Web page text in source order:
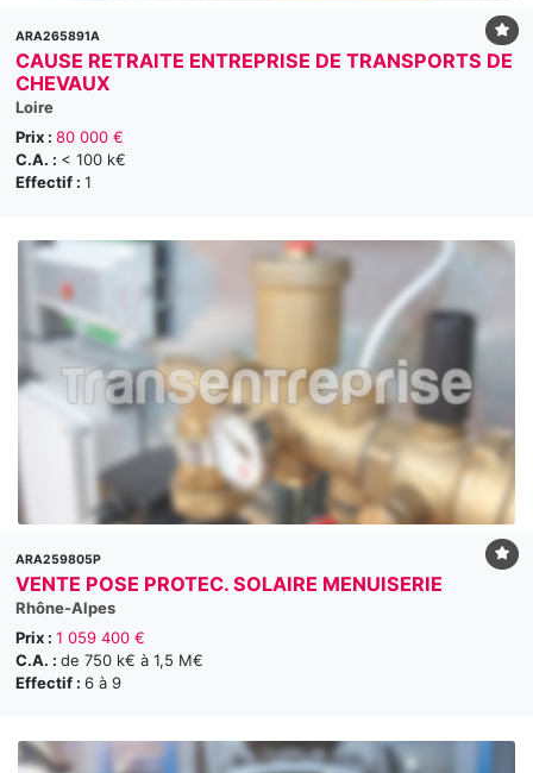
ARA265891A
CAUSE RETRAITE ENTREPRISE DE TRANSPORTS DE
CHEVAUX
Loire
Prix : 80 000 €
C.A. : < 100 k€
Effectif : 1
ARA259805P
VENTE POSE PROTEC. SOLAIRE MENUISERIE
Rhône-Alpes
Prix : 1 059 400 €
C.A. : de 750 k€ à 1,5 M€
Effectif : 6 à 9